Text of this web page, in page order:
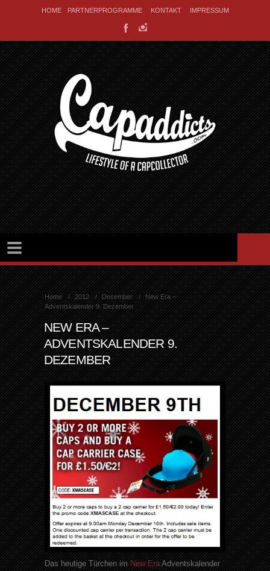
HOME PARTNERPROGRAMME KONTAKT IMPRESSUM
Home 2012 December
New Era –
Adventskalender 9. Dezember
NEW ERA –
ADVENTSKALENDER 9.
DEZEMBER
Das heutige Türchen imNew EraAdventskalender